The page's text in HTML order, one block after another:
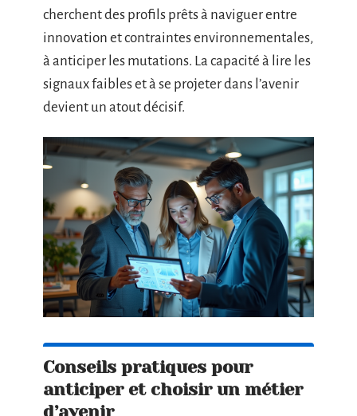
cherchent des profils prêts à naviguer entre
innovation et contraintes environnementales,
à anticiper les mutations. La capacité à lire les
signaux faibles et à se projeter dans l’avenir
devient un atout décisif.
Conseils pratiques pour
anticiper et choisir un métier
d’avenir